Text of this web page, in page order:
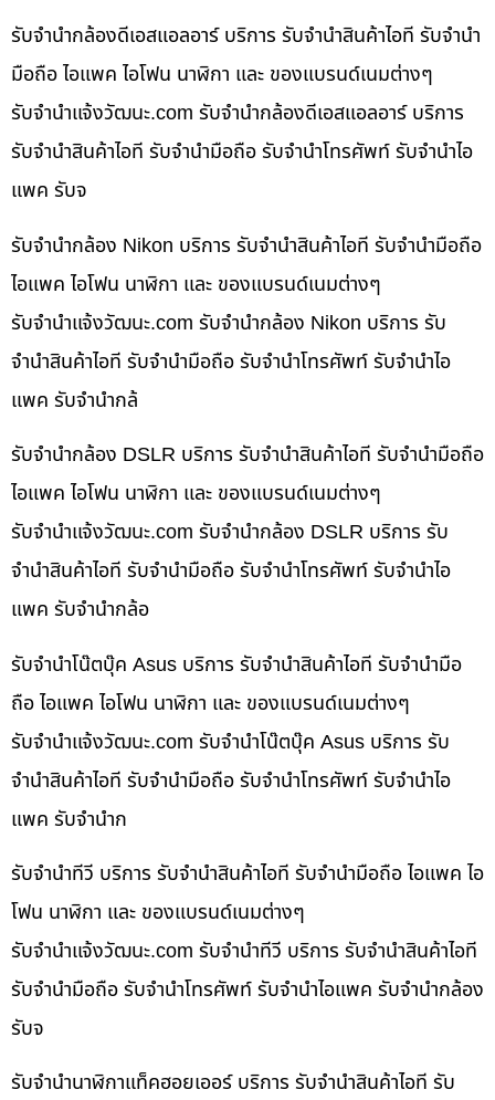
รับจำนำกล้องดีเอสแอลอาร์ บริการ รับจำนำสินค้าไอที รับจำนำ
มือถือ ไอแพค ไอโฟน นาฬิกา และ ของแบรนด์เนมต่างๆ
รับจํานําแจ้งวัฒนะ.com รับจำนำกล้องดีเอสแอลอาร์ บริการ
รับจำนำสินค้าไอที รับจำนำมือถือ รับจำนำโทรศัพท์ รับจำนำไอ
แพค รับจ
รับจำนำกล้อง Nikon บริการ รับจำนำสินค้าไอที รับจำนำมือถือ
ไอแพค ไอโฟน นาฬิกา และ ของแบรนด์เนมต่างๆ
รับจํานําแจ้งวัฒนะ.com รับจำนำกล้อง Nikon บริการ รับ
จำนำสินค้าไอที รับจำนำมือถือ รับจำนำโทรศัพท์ รับจำนำไอ
แพค รับจำนำกล้
รับจำนำกล้อง DSLR บริการ รับจำนำสินค้าไอที รับจำนำมือถือ
ไอแพค ไอโฟน นาฬิกา และ ของแบรนด์เนมต่างๆ
รับจํานําแจ้งวัฒนะ.com รับจำนำกล้อง DSLR บริการ รับ
จำนำสินค้าไอที รับจำนำมือถือ รับจำนำโทรศัพท์ รับจำนำไอ
แพค รับจำนำกล้อ
รับจำนำโน๊ตบุ๊ค Asus บริการ รับจำนำสินค้าไอที รับจำนำมือ
ถือ ไอแพค ไอโฟน นาฬิกา และ ของแบรนด์เนมต่างๆ
รับจํานําแจ้งวัฒนะ.com รับจำนำโน๊ตบุ๊ค Asus บริการ รับ
จำนำสินค้าไอที รับจำนำมือถือ รับจำนำโทรศัพท์ รับจำนำไอ
แพค รับจำนำก
รับจำนำทีวี บริการ รับจำนำสินค้าไอที รับจำนำมือถือ ไอแพค ไอ
โฟน นาฬิกา และ ของแบรนด์เนมต่างๆ
รับจํานําแจ้งวัฒนะ.com รับจำนำทีวี บริการ รับจำนำสินค้าไอที
รับจำนำมือถือ รับจำนำโทรศัพท์ รับจำนำไอแพค รับจำนำกล้อง
รับจ
รับจำนำนาฬิกาแท็คฮอยเออร์ บริการ รับจำนำสินค้าไอที รับ